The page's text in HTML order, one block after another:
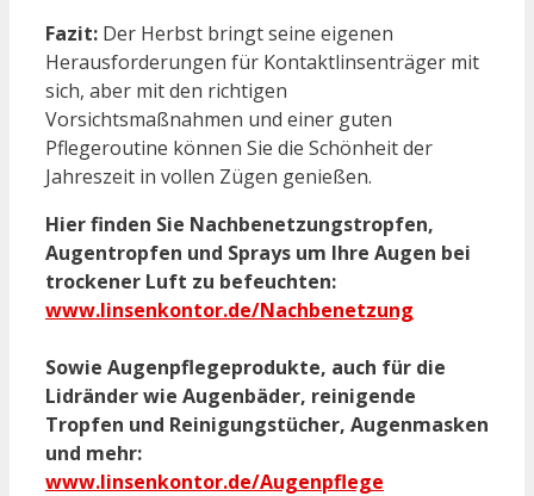
Fazit: Der Herbst bringt seine eigenen
Herausforderungen für Kontaktlinsenträger mit
sich, aber mit den richtigen
Vorsichtsmaßnahmen und einer guten
Pflegeroutine können Sie die Schönheit der
Jahreszeit in vollen Zügen genießen.
Hier finden Sie Nachbenetzungstropfen,
Augentropfen und Sprays um Ihre Augen bei
trockener Luft zu befeuchten:
www.linsenkontor.de/Nachbenetzung
Sowie Augenpflegeprodukte, auch für die
Lidränder wie Augenbäder, reinigende
Tropfen und Reinigungstücher, Augenmasken
und mehr:
www.linsenkontor.de/Augenpflege